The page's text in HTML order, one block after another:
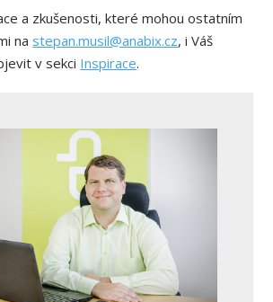
a zkušenosti, které mohou ostatním
nastepan.musil@anabix.cz, i Váš
v sekci Inspirace.